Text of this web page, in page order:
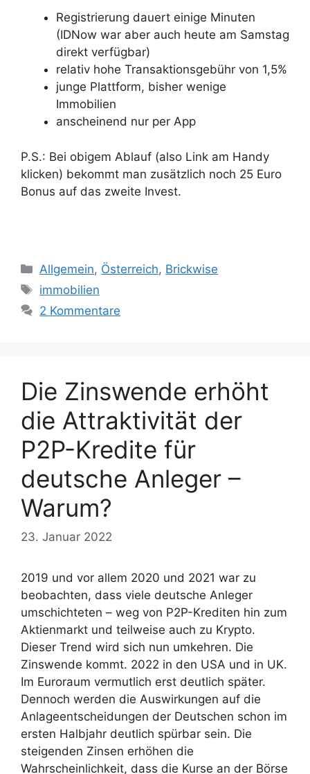
Registrierung dauert einige Minuten
(IDNow war aber auch heute am Samstag
direkt verfügbar)
relativ hohe Transaktionsgebühr von 1,5%
junge Plattform, bisher wenige
Immobilien
anscheinend nur per App
P.S.: Bei obigem Ablauf (also Link am Handy
klicken) bekommt man zusätzlich noch 25 Euro
Bonus auf das zweite Invest.
Kategorien
Allgemein, Österreich, Brickwise
Schlagwörter
immobilien
2 Kommentare
Die Zinswende erhöht
die Attraktivität der
P2P-Kredite für
deutsche Anleger –
Warum?
23. Januar 2022
2019 und vor allem 2020 und 2021 war zu
beobachten, dass viele deutsche Anleger
umschichteten – weg von P2P-Krediten hin zum
Aktienmarkt und teilweise auch zu Krypto.
Dieser Trend wird sich nun umkehren. Die
Zinswende kommt. 2022 in den USA und in UK.
Im Euroraum vermutlich erst deutlich später.
Dennoch werden die Auswirkungen auf die
Anlageentscheidungen der Deutschen schon im
ersten Halbjahr deutlich spürbar sein. Die
steigenden Zinsen erhöhen die
Wahrscheinlichkeit, dass die Kurse an der Börse